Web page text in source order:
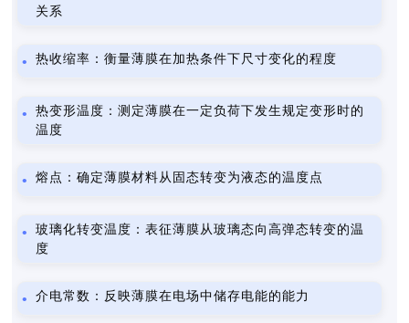
关系
热收缩率：衡量薄膜在加热条件下尺寸变化的程度
热变形温度：测定薄膜在一定负荷下发生规定变形时的
温度
熔点：确定薄膜材料从固态转变为液态的温度点
玻璃化转变温度：表征薄膜从玻璃态向高弹态转变的温
度
介电常数：反映薄膜在电场中储存电能的能力